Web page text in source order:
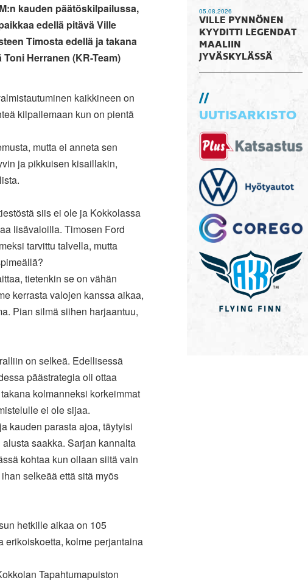
kauden päätöskilpailussa,
edellä pitävä Ville
Timosta edellä ja takana
Herranen (KR-Team)
kaikkineen on
kilpailemaan kun on pientä
mutta ei anneta sen
ja pikkuisen kisaillakin,
siis ei ole ja Kokkolassa
lisävaloilla. Timosen Ford
tarvittu talvella, mutta
tietenkin se on vähän
kerrasta valojen kanssa aikaa,
Pian silmä siihen harjaantuu,
on selkeä. Edellisessä
päästrategia oli ottaa
kolmanneksi korkeimmat
ei ole sijaa.
kauden parasta ajoa, täytyisi
saakka. Sarjan kannalta
kohtaa kun ollaan siitä vain
selkeää että sitä myös
hetkille aikaa on 105
erikoiskoetta, kolme perjantaina
Tapahtumapuiston
05.08.2026
VILLE PYNNÖNEN
KYYDITTI LEGENDAT
MAALIIN
JYVÄSKYLÄSSÄ
UUTISARKISTO